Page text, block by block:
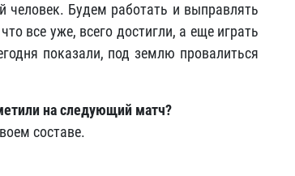
человек. Будем работать и выправлять
все уже, всего достигли, а еще играть
показали, под землю провалиться
на следующий матч?
составе.